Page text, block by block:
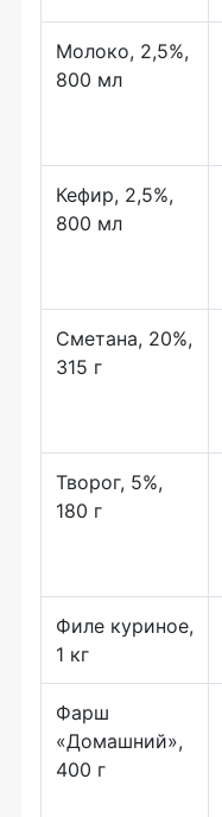
Молоко, 2,5%,
800 мл
Кефир, 2,5%,
800 мл
Сметана, 20%,
315 г
Творог, 5%,
180 г
Филе куриное,
1 кг
Фарш
«Домашний»,
400 г